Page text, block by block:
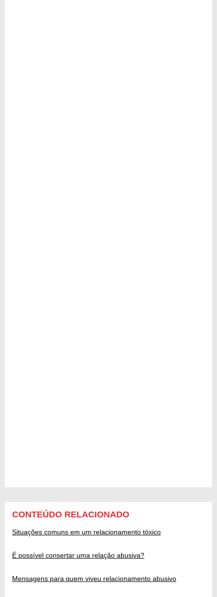
CONTEÚDO RELACIONADO
Situações comuns em um relacionamento tóxico
É possível consertar uma relação abusiva?
Mensagens para quem viveu relacionamento abusivo